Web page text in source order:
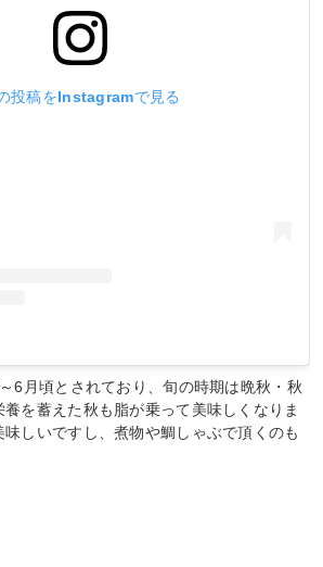
投稿をInstagramで見る
6月頃とされており、旬の時期は晩秋・秋
を蓄えた秋も脂が乗って美味しくなりま
しいですし、煮物や鯛しゃぶで頂くのも